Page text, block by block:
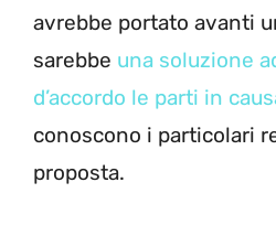
avrebbe portato avanti
sarebbe una soluzione
d’accordo le parti in
conoscono i particolari
proposta.